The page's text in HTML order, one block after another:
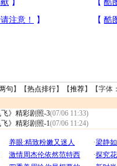
句 】【热点排行】【推荐】【字体
》精彩剧照-3(07/06 11:33)
》精彩剧照-1(07/06 11:24)